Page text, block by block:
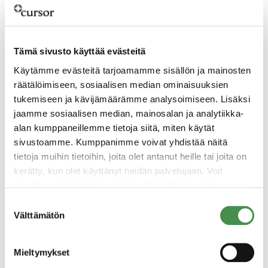
Tämä sivusto käyttää evästeitä
Käytämme evästeitä tarjoamamme sisällön ja mainosten
räätälöimiseen, sosiaalisen median ominaisuuksien
tukemiseen ja kävijämäärämme analysoimiseen. Lisäksi
jaamme sosiaalisen median, mainosalan ja analytiikka-
alan kumppaneillemme tietoja siitä, miten käytät
sivustoamme. Kumppanimme voivat yhdistää näitä
tietoja muihin tietoihin, joita olet antanut heille tai joita on
kerätty, kun olet käyttänyt heidän palvelujaan. Voit
valinta
Välttämätön
Mieltymykset
Nopea valokuitu ja 5G
Kotkan-Haminan seudulla on jo
lähitulevaisuudessa kattava 5G-verkko sekä
laaja valokuituverkko. Ne mahdollistavat
yrityksille, satamalle, teollisuudelle, julkiselle
liikenteelle ja kotitalouksille, huippunopean
tiedonsiirron ja reaaliaikaisen automaation.